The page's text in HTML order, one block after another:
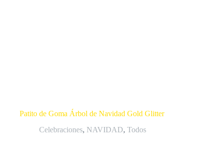
Patito de Goma Árbol de Navidad Gold Glitter
Celebraciones, NAVIDAD, Todos